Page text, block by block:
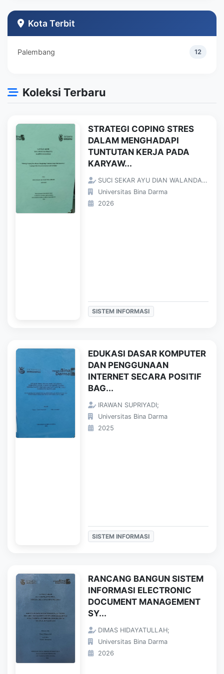
Teknik Industri
Kota Terbit
Palembang 12
Koleksi Terbaru
STRATEGI COPING STRES
DALAM MENGHADAPI
TUNTUTAN KERJA PADA
KARYAW...
SUCI SEKAR AYU DIAN WALANDARI;
Universitas Bina Darma
2026
SISTEM INFORMASI
EDUKASI DASAR KOMPUTER
DAN PENGGUNAAN
INTERNET SECARA POSITIF
BAG...
IRAWAN SUPRIYADI;
Universitas Bina Darma
2025
SISTEM INFORMASI
RANCANG BANGUN SISTEM
INFORMASI ELECTRONIC
DOCUMENT MANAGEMENT
SY...
DIMAS HIDAYATULLAH;
Universitas Bina Darma
2026